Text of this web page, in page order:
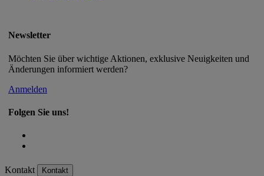
Newsletter
Möchten Sie über wichtige Aktionen, exklusive Neuigkeiten und
Änderungen informiert werden?
Anmelden
Folgen Sie uns!
Kontakt Kontakt